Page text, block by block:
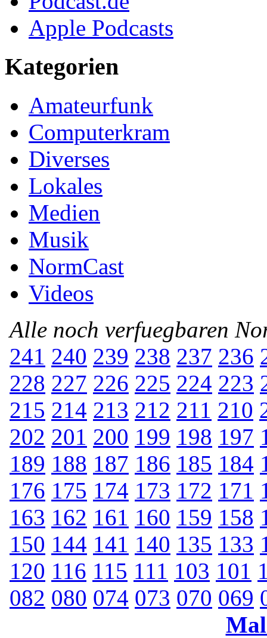
Apple Podcasts
Kategorien
Amateurfunk
Computerkram
Diverses
Lokales
Medien
Musik
NormCast
Videos
Alle noch verfuegbaren
241 240 239 238 237 236
228 227 226 225 224 223
215 214 213 212 211 210
202 201 200 199 198 197
189 188 187 186 185 184
176 175 174 173 172 171
163 162 161 160 159 158
150 144 141 140 135 133
120 116 115 111 103 101
082 080 074 073 070 069